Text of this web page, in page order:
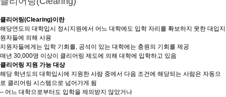
클리어링(Clearing)이란
해당연도의 대학입시 정시지원에서 어느 대학에도 입학 자리를 확보하지 못한 대입지
원자들에 의해 사용
지원자들에게는 입학 기회를, 공석이 있는 대학에는 충원의 기회를 제공
매년 30,000명 이상이 클리어링 제도에 의해 대학에 입학하고 있음
클리어링 지원 가능 대상
해당 학년도의 대학입시에 지원한 사람 중에서 다음 조건에 해당되는 사람은 자동으
로 클리어링 시스템으로 넘어가게 됨
– 어느 대학으로부터도 입학을 제의받지 않았거나